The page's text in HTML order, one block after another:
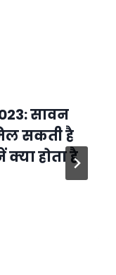
सावन
सकती है
होता है